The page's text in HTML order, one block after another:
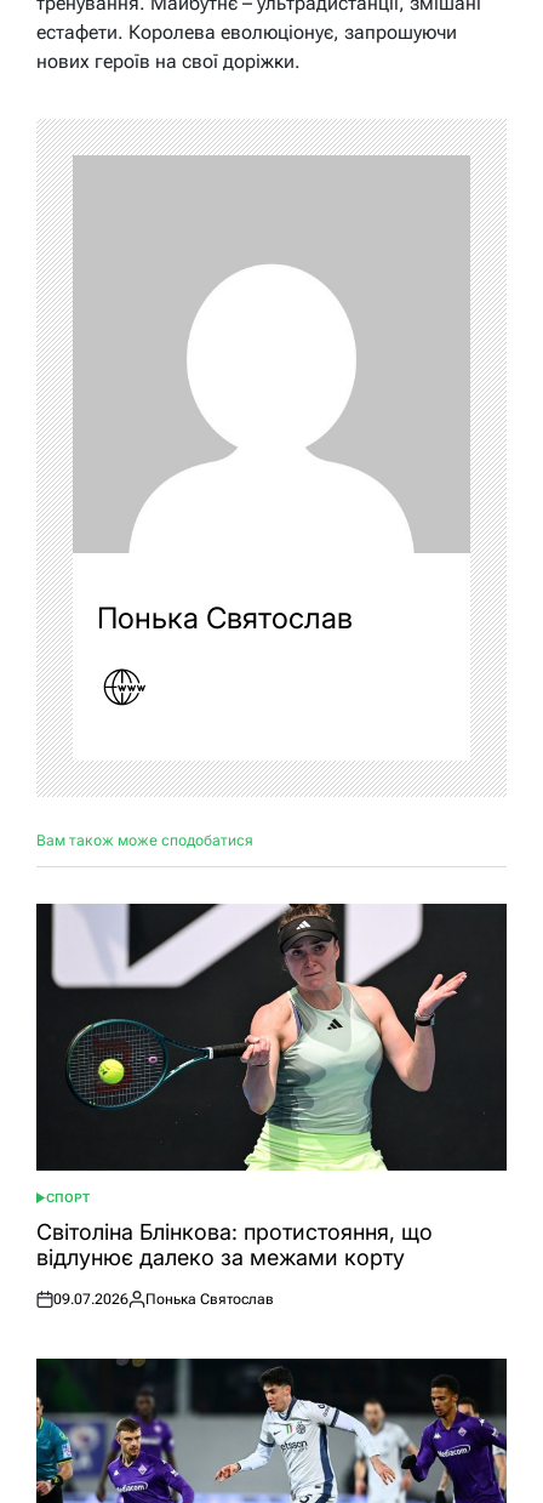
естафети. Королева еволюціонує, запрошуючи
нових героїв на свої доріжки.
Понька Святослав
Вам також може сподобатися
ОПУБЛІКУВАТИ
У
СПОРТ
Світоліна Блінкова: протистояння, що
відлунює далеко за межами корту
Оприлюднено
09.07.2026
Опубліковано
Понька Святослав